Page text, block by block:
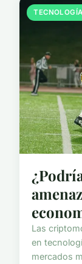
TECNOLOGÍA
Las
en
mercados